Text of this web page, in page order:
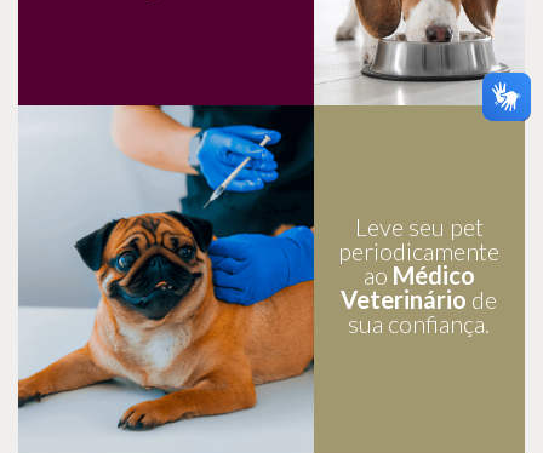
Leve seu pet
periodicamente
ao Médico
Veterinário de
sua confiança.